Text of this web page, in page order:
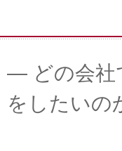
― どの会社
をしたいの